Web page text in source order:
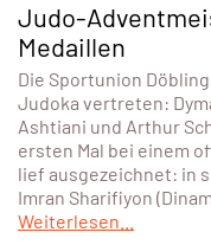
Judo-
Medaillen
Die Sportunion
Judoka vertreten:
Ashtiani und Arthur
ersten Mal bei einem
lief ausgezeichnet: in
Imran Sharifiyon
Weiterlesen...